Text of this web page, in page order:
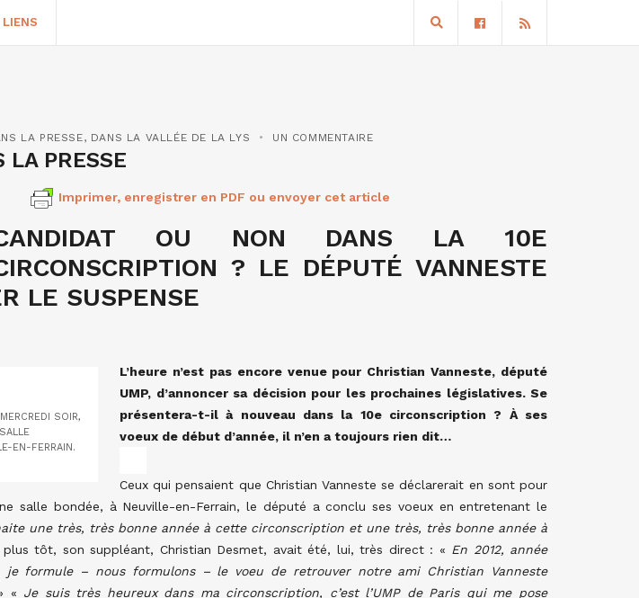
LIENS
LA PRESSE, DANS LA VALLÉE DE LA LYS UN COMMENTAIRE
LA PRESSE
Imprimer, enregistrer en PDF ou envoyer cet article
OU NON DANS LA 10E
? LE DÉPUTÉ VANNESTE
LE SUSPENSE
SOIR,
EN-FERRAIN.
L’heure n’est pas encore venue pour Christian Vanneste, député
UMP, d’annoncer sa décision pour les prochaines législatives. Se
présentera-t-il à nouveau dans la 10e circonscription ? À ses
voeux de début d’année, il n’en a toujours rien dit…
Ceux qui pensaient que Christian Vanneste se déclarerait en sont pour
salle bondée, à Neuville-en-Ferrain, le député a conclu ses voeux en entretenant le
une très, très bonne année à cette circonscription et une très, très bonne année à
plus tôt, son suppléant, Christian Desmet, avait été, lui, très direct : « En 2012, année
je formule – nous formulons – le voeu de retrouver notre ami Christian Vanneste
« Je suis très heureux dans ma circonscription, c’est l’UMP de Paris qui me pose